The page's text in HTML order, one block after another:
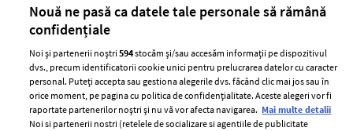
Nouă ne pasă ca datele tale personale să rămână
confidențiale
Noi și partenerii noștri594stocăm și/sau accesăm informații pe dispozitivul
dvs., precum identificatorii cookie unici pentru prelucrarea datelor cu caracter
personal. Puteți accepta sau gestiona alegerile dvs. făcând clic mai jos sau în
orice moment, pe pagina cu politica de confidențialitate. Aceste alegeri vor fi
raportate partenerilor noștri și nu vă vor afecta navigarea. Mai multe detalii
Noi si partenerii nostri (retelele de socializare si agentiile de publicitate